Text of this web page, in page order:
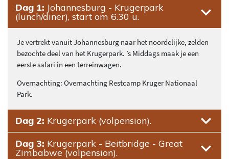
Dag 1: Johannesburg - Krugerpark
(lunch/diner), start om 6.30 u.
Je vertrekt vanuit Johannesburg naar het noordelijke, zelden
bezochte deel van het Krugerpark. ’s Middags maak je een
eerste safari in een terreinwagen.
Overnachting: Overnachting Restcamp Kruger Nationaal
Park.
Dag 2: Krugerpark (volpension).
Dag 3: Krugerpark - Beitbridge - Great
Zimbabwe (volpension).